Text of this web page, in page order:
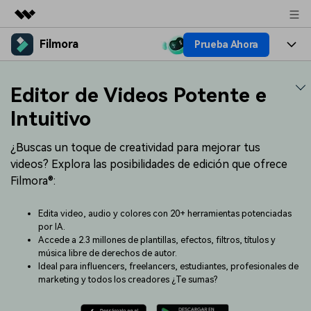
Productos destacados
Utilidades
Soluciones
Quiénes somos
Sala de prensa
Tienda
Soporte
Filmora Prueba Ahora
Plataformas
Recursos creativos
IA
Video e imagen
Audio
Soluciones
Filmora para
Creación
Recursos
Ideas para editar
Adquiere conocimientos
fundamentales de edición de
video
Efectos especiales DIY
Descubre cómo crear un
efecto especial
Ayuda
Contáctanos Empresas
sencilla para empresas
Precios Iniciar sesión
Editor de Videos Potente e
Intuitivo
¿Buscas un toque de creatividad para mejorar tus
videos? Explora las posibilidades de edición que ofrece
Filmora®:
Edita video, audio y colores con 20+ herramientas potenciadas
por IA.
Accede a 2.3 millones de plantillas, efectos, filtros, títulos y
música libre de derechos de autor.
Ideal para influencers, freelancers, estudiantes, profesionales de
marketing y todos los creadores ¿Te sumas?